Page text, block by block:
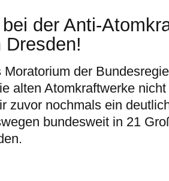
der Anti-
Dresden!
Moratorium der
alten Atomkraftwerke
zuvor nochmals ein
bundesweit in 21